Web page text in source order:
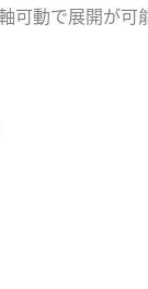
可動で展開が可